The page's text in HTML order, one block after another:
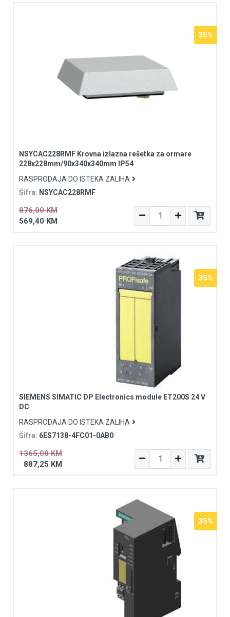
NSYCAC228RMF Krovna izlazna rešetka za ormare
228x228mm/90x340x340mm IP54
RASPRODAJA DO ISTEKA ZALIHA
Šifra: NSYCAC228RMF
876,00 KM
35%
569,40 KM
SIEMENS SIMATIC DP Electronics module ET200S 24 V
DC
RASPRODAJA DO ISTEKA ZALIHA
Šifra: 6ES7138-4FC01-0AB0
1365,00 KM
35%
887,25 KM
35%